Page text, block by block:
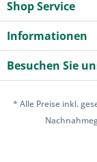
Shop Service
Informationen
Besuchen Sie
* Alle Preise inkl.